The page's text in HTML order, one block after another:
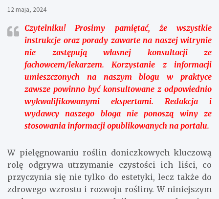
12 maja, 2024
Czytelniku!Prosimy pamiętać, że wszystkie
instrukcje oraz porady zawarte na naszej witrynie
nie zastępują własnej konsultacji ze
fachowcem/lekarzem. Korzystanie z informacji
umieszczonych na naszym blogu w praktyce
zawsze powinno być konsultowane z odpowiednio
wykwalifikowanymi ekspertami. Redakcja i
wydawcy naszego bloga nie ponoszą winy ze
stosowania informacji opublikowanych na portalu.
W pielęgnowaniu roślin doniczkowych kluczową
rolę odgrywa utrzymanie czystości ich liści, co
przyczynia się nie tylko do estetyki, lecz także do
zdrowego wzrostu i rozwoju rośliny. W niniejszym